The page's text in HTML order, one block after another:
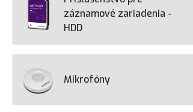
záznamové zariadenia -
HDD
Mikrofóny